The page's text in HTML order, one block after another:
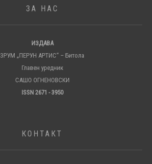
ЗА НАС
ИЗДАВА
ЗРУМ „ПЕРУН АРТИС“ – Битола
Главен уредник
САШО ОГНЕНОВСКИ
ISSN 2671 - 3950
КОНТАКТ